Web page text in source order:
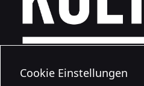
Cookie Einstellungen